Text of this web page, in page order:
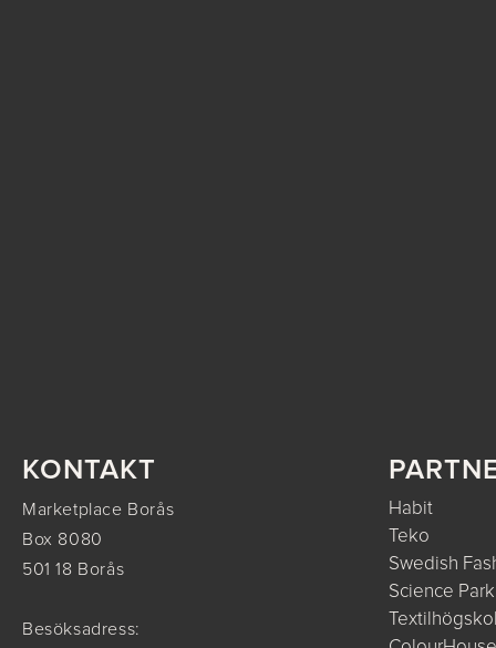
KONTAKT
Marketplace Borås
Box 8080
501 18 Borås
Besöksadress:
Habit
Teko
Swedish
Science